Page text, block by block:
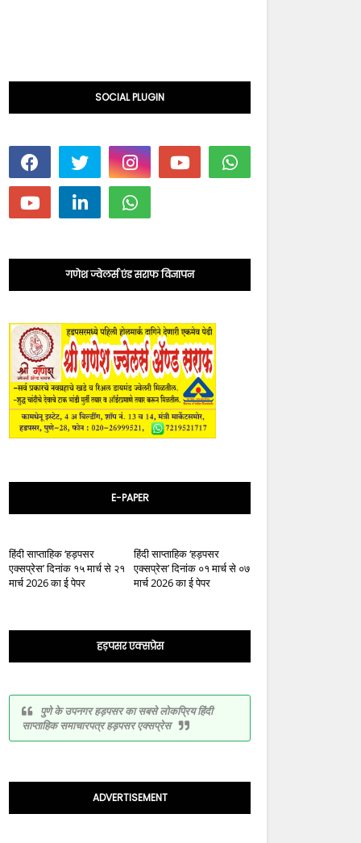
SOCIAL PLUGIN
गणेश ज्वेलर्स एंड सराफ विज्ञापन
E-PAPER
हिंदी साप्ताहिक ‘हड़पसर
एक्सप्रेस’ दिनांक १५ मार्च से २१
मार्च 2026 का ई पेपर
हिंदी साप्ताहिक ‘हड़पसर
एक्सप्रेस’ दिनांक ०१ मार्च से ०७
मार्च 2026 का ई पेपर
हड़पसर एक्सप्रेस
पुणे के उपनगर हड़पसर का सबसे लोकप्रिय हिंदी
साप्ताहिक समाचारपत्र हड़पसर एक्सप्रेस
ADVERTISEMENT